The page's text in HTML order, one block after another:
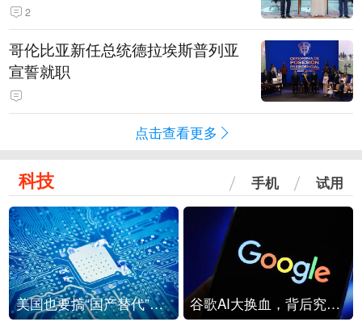
2
哥伦比亚新任总统德拉埃斯普列亚
宣誓就职
点击查看更多
科技 手机 试用
美国也要搞“国产替代”？先算清三笔账 谷歌AI大换血，背后究竟发生了什么？